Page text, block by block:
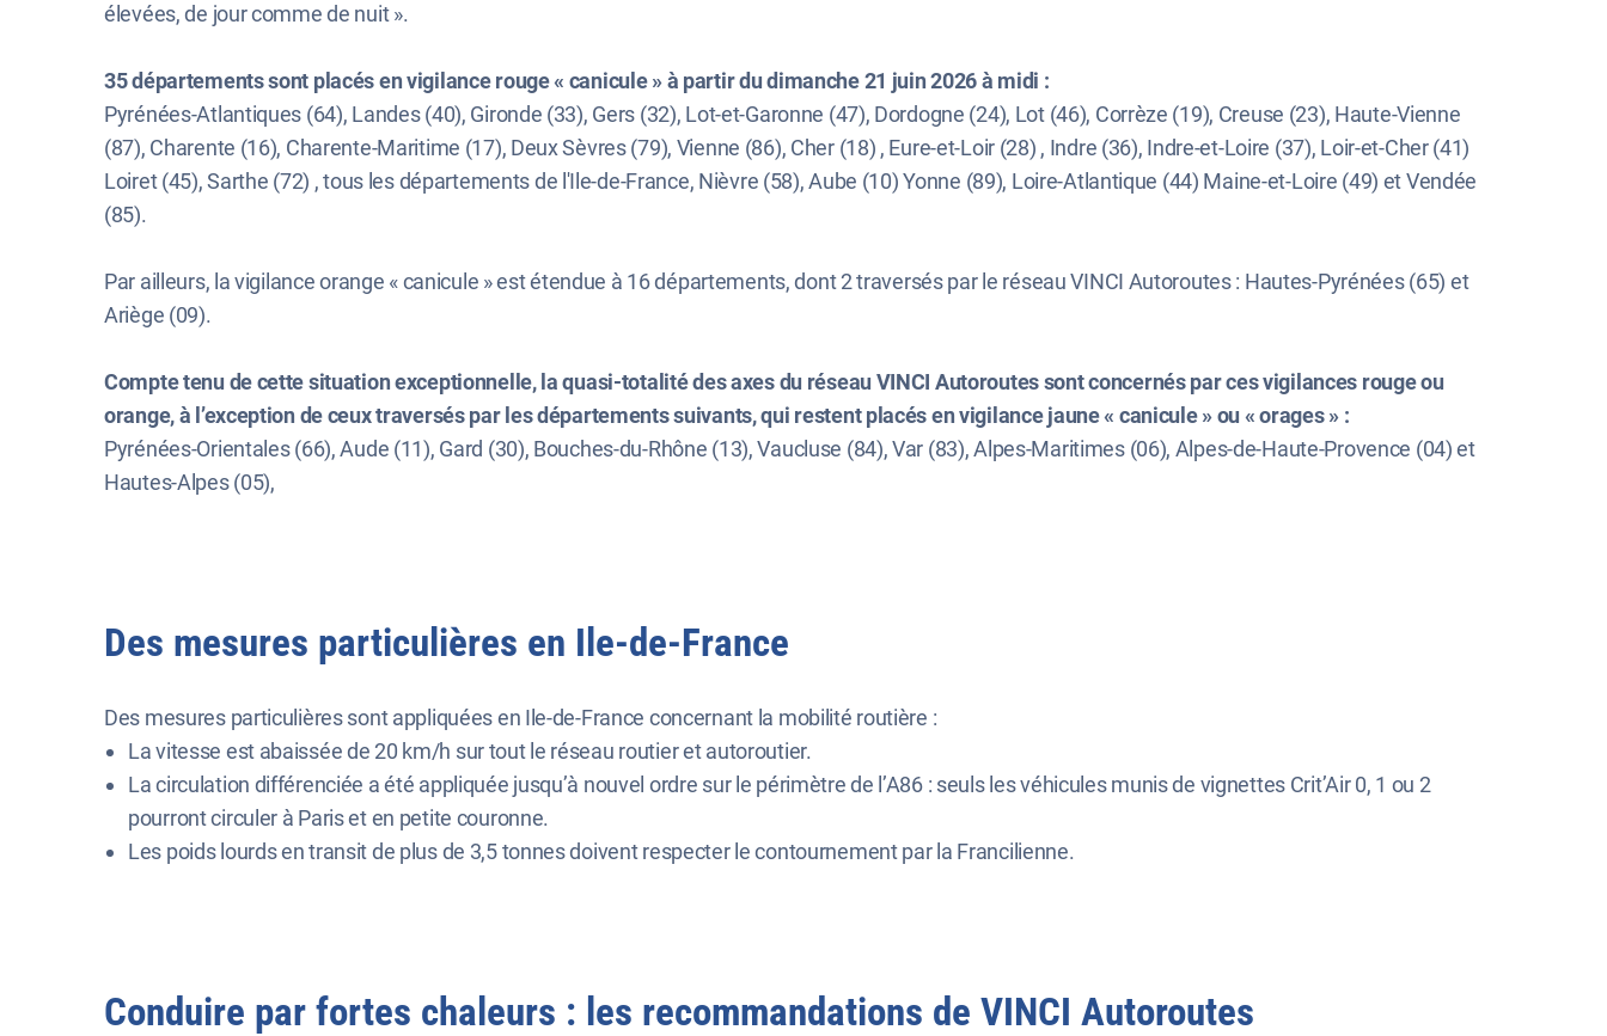
élevées, de jour comme de nuit ».
35 départements sont placés en vigilance rouge « canicule » à partir du dimanche 21 juin 2026 à midi :
Pyrénées-Atlantiques (64), Landes (40), Gironde (33), Gers (32), Lot-et-Garonne (47), Dordogne (24), Lot (46), Corrèze (19), Creuse (23), Haute-Vienne
(87), Charente (16), Charente-Maritime (17), Deux Sèvres (79), Vienne (86), Cher (18) , Eure-et-Loir (28) , Indre (36), Indre-et-Loire (37), Loir-et-Cher (41)
Loiret (45), Sarthe (72) , tous les départements de l'Ile-de-France, Nièvre (58), Aube (10) Yonne (89), Loire-Atlantique (44) Maine-et-Loire (49) et Vendée
(85).
Par ailleurs, la vigilance orange « canicule » est étendue à 16 départements, dont 2 traversés par le réseau VINCI Autoroutes : Hautes-Pyrénées (65) et
Ariège (09).
Compte tenu de cette situation exceptionnelle, la quasi-totalité des axes du réseau VINCI Autoroutes sont concernés par ces vigilances rouge ou
orange, à l’exception de ceux traversés par les départements suivants, qui restent placés en vigilance jaune « canicule » ou « orages » :
Pyrénées-Orientales (66), Aude (11), Gard (30), Bouches-du-Rhône (13), Vaucluse (84), Var (83), Alpes-Maritimes (06), Alpes-de-Haute-Provence (04) et
Hautes-Alpes (05),
Des mesures particulières en Ile-de-France
Des mesures particulières sont appliquées en Ile-de-France concernant la mobilité routière :
La vitesse est abaissée de 20 km/h sur tout le réseau routier et autoroutier.
La circulation différenciée a été appliquée jusqu’à nouvel ordre sur le périmètre de l’A86 : seuls les véhicules munis de vignettes Crit’Air 0, 1 ou 2
pourront circuler à Paris et en petite couronne.
Les poids lourds en transit de plus de 3,5 tonnes doivent respecter le contournement par la Francilienne.
Conduire par fortes chaleurs : les recommandations de VINCI Autoroutes